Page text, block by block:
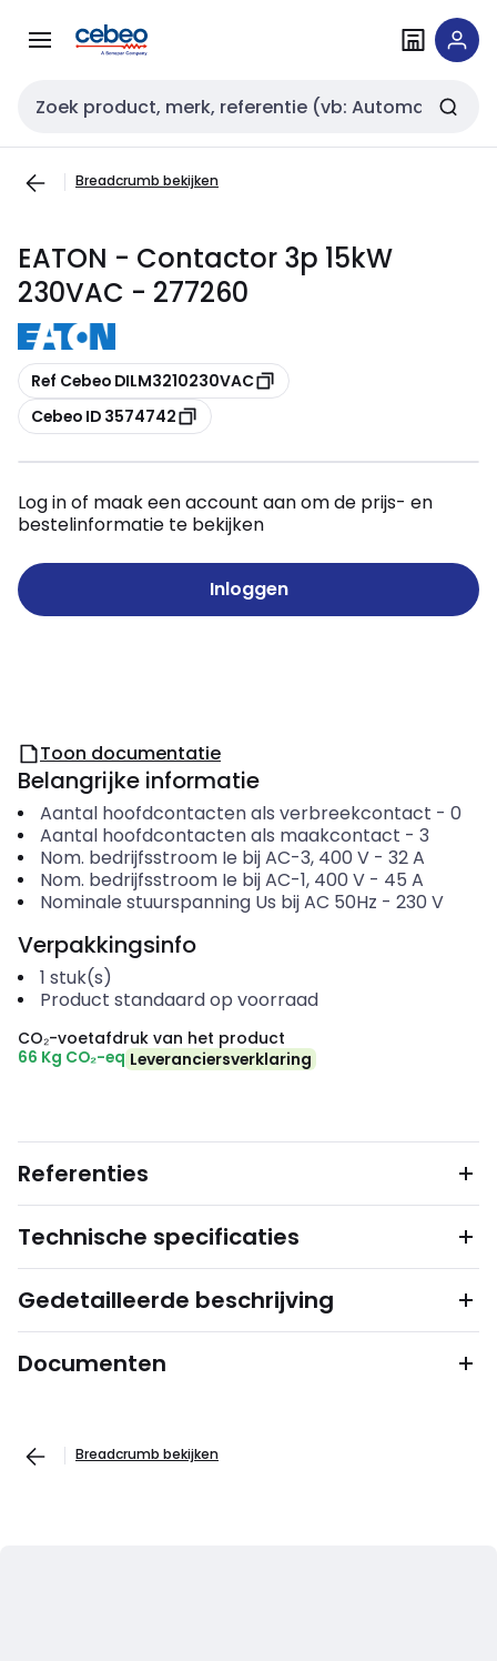
naar
naar
Zoekveld invoer
Breadcrumb bekijken
EATON - Contactor 3p 15kW
230VAC - 277260
Kopiëren
Ref Cebeo DILM3210230VAC
Kopiëren
Cebeo ID 3574742
Log in of maak een account aan om de prijs- en
bestelinformatie te bekijken
Inloggen
Toon documentatie
Belangrijke informatie
Aantal hoofdcontacten als verbreekcontact - 0
Aantal hoofdcontacten als maakcontact - 3
Nom. bedrijfsstroom Ie bij AC-3, 400 V- 32A
Nom. bedrijfsstroom Ie bij AC-1, 400 V- 45 A
Nominale stuurspanning Us bij AC 50Hz - 230 V
Verpakkingsinfo
1 stuk(s)
Product standaard op voorraad
CO₂-voetafdruk van het product
66 Kg CO₂-eq Leveranciersverklaring
Referenties
Technische specificaties
Gedetailleerde beschrijving
Documenten
Breadcrumb bekijken